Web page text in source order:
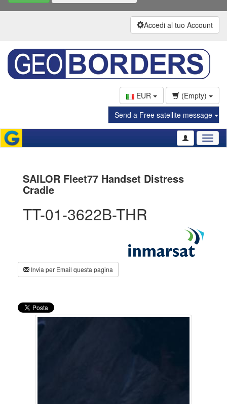
Accedi al tuo Account
EUR
(Empty)
Send a Free satellite message
SAILOR Fleet77 Handset Distress
Cradle
TT-01-3622B-THR
Invia per Email questa pagina